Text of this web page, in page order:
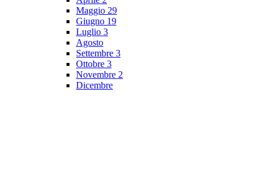
Maggio 29
Giugno 19
Luglio 3
Agosto
Settembre 3
Ottobre 3
Novembre 2
Dicembre